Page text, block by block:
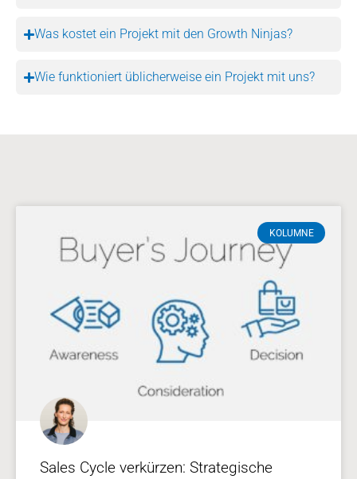
Was kostet ein Projekt mit den Growth Ninjas?
Wie funktioniert üblicherweise ein Projekt mit uns?
KOLUMNE
Sales Cycle verkürzen: Strategische